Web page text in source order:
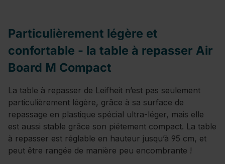
Particulièrement légère et
confortable - la table à repasser Air
Board M Compact
La table à repasser de Leifheit n’est pas seulement
particulièrement légère, grâce à sa surface de
repassage en plastique spécial ultra-léger, mais elle
est aussi stable grâce son piétement compact. La table
à repasser est réglable en hauteur jusqu’à 95 cm, et
peut être rangée de manière peu encombrante !